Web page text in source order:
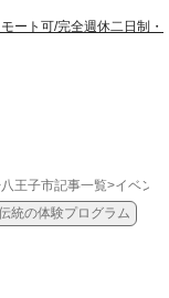
ート可/完全週休二日制・
八王子市記事一覧>イベント
統の体験プログラム